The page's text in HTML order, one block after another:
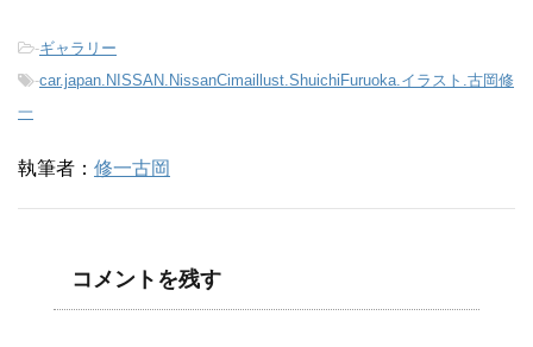
-ギャラリー
-car.japan.NISSAN.NissanCimaillust.ShuichiFuruoka.イラスト.古岡修
一
執筆者： 修一古岡
コメントを残す